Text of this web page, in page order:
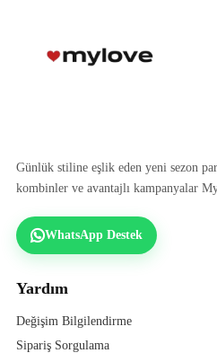
Günlük stiline eşlik eden yeni sezon
kombinler ve avantajlı kampanyalar
WhatsApp Destek
Yardım
Değişim Bilgilendirme
Sipariş Sorgulama